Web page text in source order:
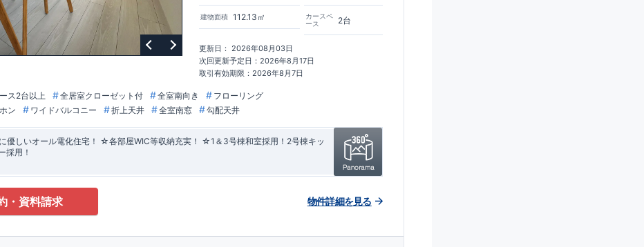
建物面積 112.13㎡
カースペ
ース
2台
更新日： 2026年08月03日
次回更新予定日：2026年8月17日
取引有効期限：2026年8月7日
ス2台以上 全居室クローゼット付 全室南向き
フローリング
ン
ワイドバルコニー 折上天井 全室南窓 勾配天井
優しいオール電化住宅！ ☆各部屋WIC等収納充実！ ☆1＆3号棟和室採用！2号棟キッ
採用！
・資料請求 物件詳細を見る